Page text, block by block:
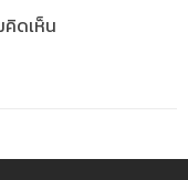
คิดเห็น